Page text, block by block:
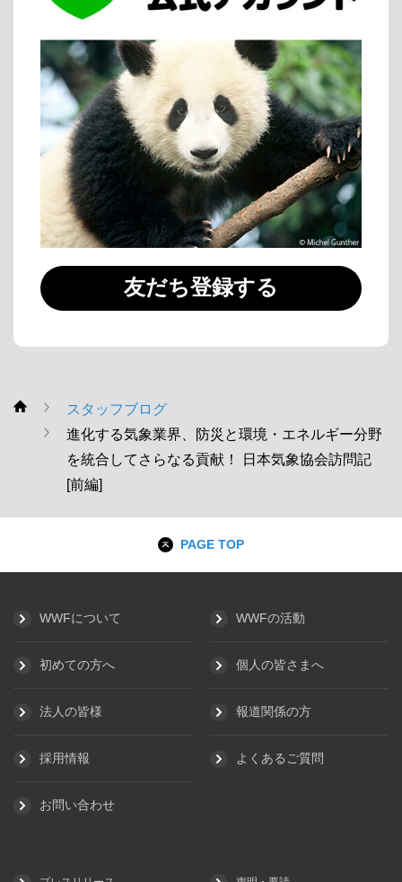
友だち登録する
WWF
スタッフブログ
進化する気象業界、防災と環境・エネルギー分野
を統合してさらなる貢献！ 日本気象協会訪問記
[前編]
PAGE TOP
WWFについて WWFの活動
初めての方へ 個人の皆さまへ
法人の皆様 報道関係の方
採用情報 よくあるご質問
お問い合わせ